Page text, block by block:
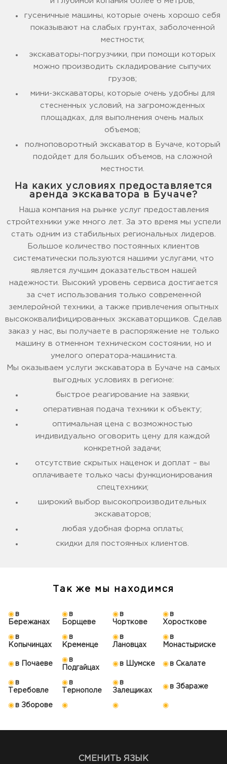
гусеничные машины, которые очень хорошо себя
показывают на слабых грунтах, заболоченной
местности;
экскаваторы-погрузчики, при помощи которых
можно производить складирование сыпучих
грузов;
мини-экскаваторы, которые очень удобны для
стесненных условий, на загроможденных
площадках, для выполнения очень малых
объемов;
полноповоротный экскаватор в Бучаче, который
подойдет для больших объемов, на сложной
местности.
На каких условиях предоставляется
аренда экскаватора в Бучаче?
Наша компания на рынке услуг предоставления
стройтехники уже много лет. За это время мы успели
стать одним из стабильных региональных лидеров.
Большое количество постоянных клиентов
систематически пользуются нашими услугами, что
является лучшим доказательством нашей
надежности. Высокий уровень сервиса достигается
за счет использования только современной
землеройной техники, а также привлечения опытных
высококвалифицированных экскаваторщиков. Сделав
заказ у нас, вы получаете в распоряжение не только
машину в отменном техническом состоянии, но и
умелого оператора-машиниста.
Мы оказываем услуги экскаватора в Бучаче на самых
выгодных условиях в регионе:
быстрое реагирование на заявки;
оперативная подача техники к объекту;
оптимальная цена с возможностью
индивидуально оговорить цену для каждой
конкретной задачи;
отсутствие скрытых наценок и доплат – вы
оплачиваете только часы функционирования
спецтехники;
широкий выбор высокопроизводительных
экскаваторов;
любая удобная форма оплаты;
скидки для постоянных клиентов.
Так же мы находимся
в
Бережанах
в
Борщеве
в
Чорткове
в
Хоросткове
в
Копычинцах
в
Кременце
в
Лановцах
в
Монастыриске
в Почаеве
в
Подгайцах
в Шумске в Скалате
в
Теребовле
в
Тернополе
в
Залещиках
в Збараже
в Зборове
СМЕНИТЬ ЯЗЫК